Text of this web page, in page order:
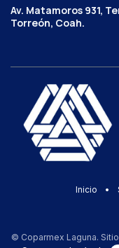
Av. Matamoros 931,
Torreón, Coah.
Inicio •
© Coparmex Laguna.